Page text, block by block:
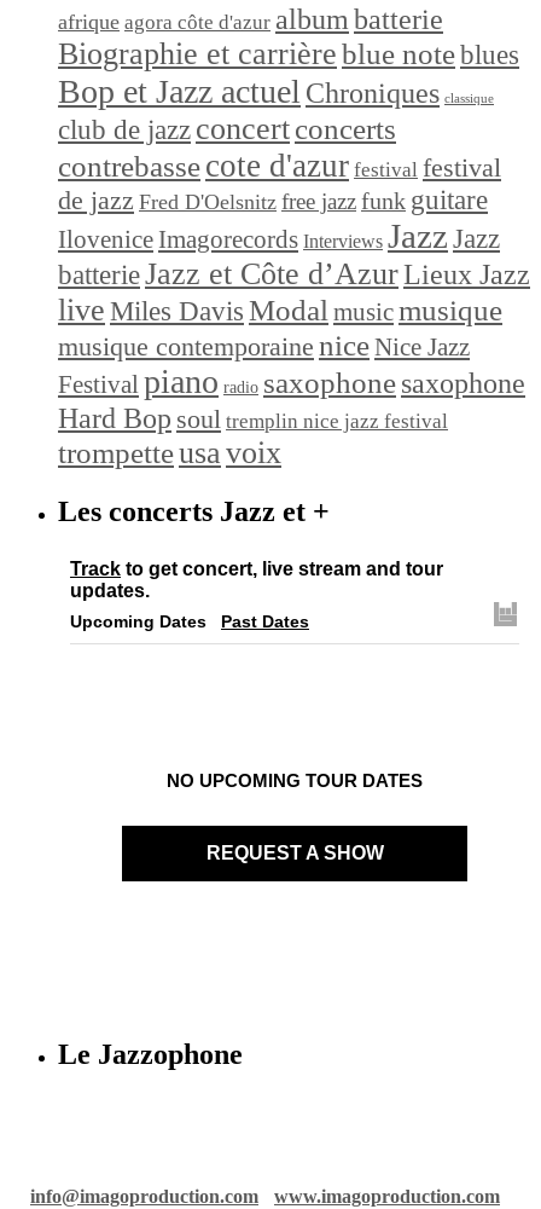
afrique agora côte d'azur album batterie
Biographie et carrièreblue noteblues
Bop et Jazz actuel Chroniques classique
club de jazz concertconcerts
contrebassecote d'azur festival festival
de jazz Fred D'Oelsnitz free jazzfunk guitare
Ilovenice Imagorecords Interviews Jazz Jazz
batterieJazz et Côte d’AzurLieux Jazz
live Miles Davis Modal musicmusique
musique contemporaine niceNice Jazz
Festivalpiano radio saxophonesaxophone
Hard Bop soul tremplin nice jazz festival
trompetteusavoix
Les concerts Jazz et +
Track to get concert, live stream and tour
updates.
Upcoming Dates Past Dates
NO UPCOMING TOUR DATES
REQUEST A SHOW
Le Jazzophone
info@imagoproduction.com
www.imagoproduction.com